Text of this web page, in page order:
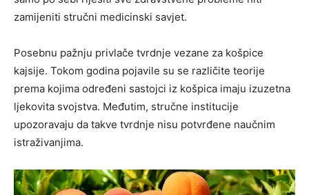
zamijeniti stručni medicinski savjet.
Posebnu pažnju privlače tvrdnje vezane za košpice
kajsije. Tokom godina pojavile su se različite teorije
prema kojima određeni sastojci iz košpica imaju izuzetna
ljekovita svojstva. Međutim, stručne institucije
upozoravaju da takve tvrdnje nisu potvrđene naučnim
istraživanjima.